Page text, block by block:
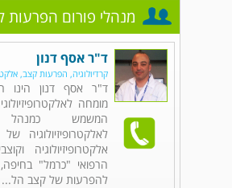
מנהלי פורום הפרעות
ד"ר אסף דנון
קרדיולוגיה, הפרעות קצב,
ד"ר אסף דנון הינו
מומחה
המשמש כמנהל
לאלקטרופיזיולוגיה
אלקטרופיזיולוגיה
הרפואי "כרמל"
להפרעות של קצב הל...